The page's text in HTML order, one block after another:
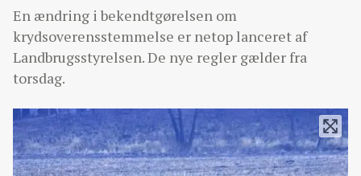
En ændring i bekendtgørelsen om
krydsoverensstemmelse er netop lanceret af
Landbrugsstyrelsen. De nye regler gælder fra
torsdag.